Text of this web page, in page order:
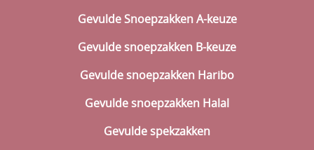
Gevulde Snoepzakken A-keuze
Gevulde snoepzakken B-keuze
Gevulde snoepzakken Haribo
Gevulde snoepzakken Halal
Gevulde spekzakken